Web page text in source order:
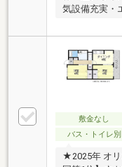
気設備充実・
敷金なし
バス・トイレ別
★2025年 オリ